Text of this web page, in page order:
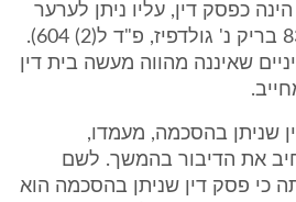
כפסק דין, עליו ניתן לערער
בזכות (ראו ע"א 835/75 בריק נ' גולדפיז, פ"ד ל(2) 604).
שאיננה מהווה מעשה בית דין
שניתן בהסכמה, מעמדו,
את הדיבור בהמשך. לשם
כי פסק דין שניתן בהסכמה הוא